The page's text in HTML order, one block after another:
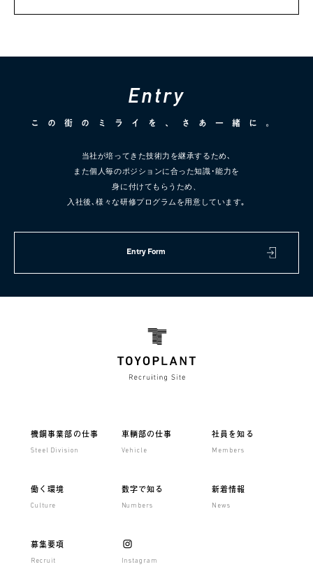
Entry
この街のミライを、 さあ一緒に。
当社が培ってきた技術力を継承するため､
また個人毎のポジションに合った知識･能力を
身に付けてもらうため、
入社後､様々な研修プログラムを用意しています｡
Entry Form
機鋼事業部の仕事
Steel Division
車輌部の仕事
Vehicle
社員を知る
Members
働く環境
Culture
数字で知る
Numbers
新着情報
News
募集要項
Recruit Instagram